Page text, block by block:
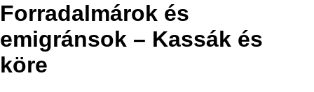
Forradalmárok és
emigránsok – Kassák és
köre